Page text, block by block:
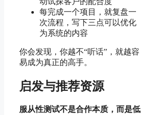
每完成一个项目，就复盘一
次流程，写下三点可以优化
为系统的内容
你会发现，你越不“听话”，就越容
易成为真正的高手。
启发与推荐资源
服从性测试不是合作本质，而是低